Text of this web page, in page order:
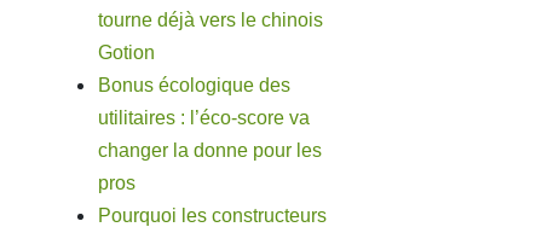
tourne déjà vers le chinois
Gotion
Bonus écologique des
utilitaires : l’éco-score va
changer la donne pour les
pros
Pourquoi les constructeurs